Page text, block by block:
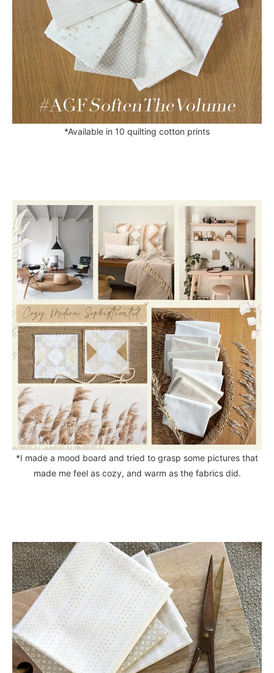
*Available in 10 quilting cotton prints
*I made a mood board and tried to grasp some pictures that
made me feel as cozy, and warm as the fabrics did.